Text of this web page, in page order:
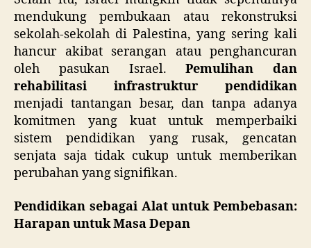
mendukung pembukaan atau rekonstruksi
sekolah-sekolah di Palestina, yang sering kali
hancur akibat serangan atau penghancuran
oleh pasukan Israel.Pemulihan dan
rehabilitasi infrastruktur pendidikan
menjadi tantangan besar, dan tanpa adanya
komitmen yang kuat untuk memperbaiki
sistem pendidikan yang rusak, gencatan
senjata saja tidak cukup untuk memberikan
perubahan yang signifikan.
Pendidikan sebagai Alat untuk Pembebasan:
Harapan untuk Masa Depan